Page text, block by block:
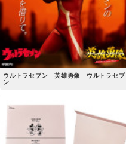
ウルトラセブン 英雄勇像 ウルトラセブ
ン